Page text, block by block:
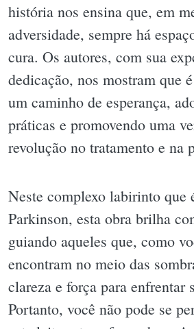
história nos ensina que, em
adversidade, sempre há
cura. Os autores, com sua
dedicação, nos mostram que
um caminho de esperança,
práticas e promovendo uma
revolução no tratamento e na
Neste complexo labirinto que
Parkinson, esta obra brilha
guiando aqueles que, como
encontram no meio das
clareza e força para enfrentar
Portanto, você não pode se